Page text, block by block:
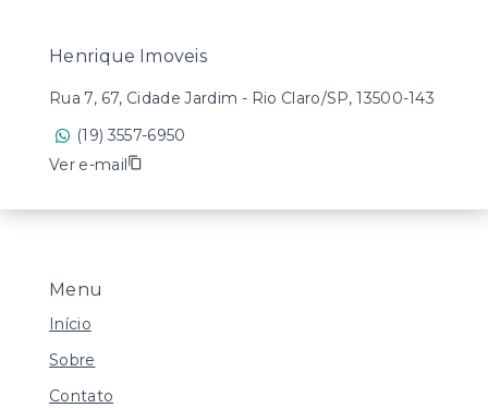
Menu
Início
Sobre
Contato
Henrique Imoveis
Rua 7, 67, Cidade Jardim - Rio Claro/SP, 13500-143
(19) 3557-6950
Ver e-mail